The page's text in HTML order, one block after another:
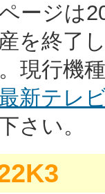
ージは
を終了
現行機
新テレ
さい。